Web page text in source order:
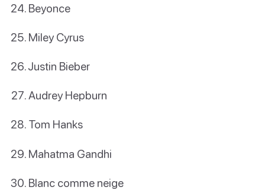
Beyonce
Miley Cyrus
Justin Bieber
Audrey Hepburn
Tom Hanks
Mahatma Gandhi
Blanc comme neige